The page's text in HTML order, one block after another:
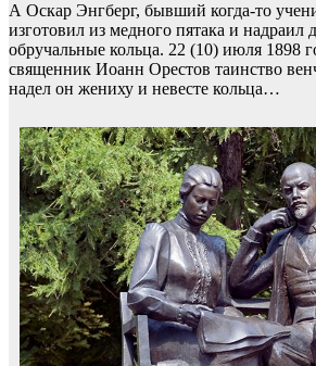
А Оскар Энгберг, бывший когда-то
изготовил из медного пятака и надраил
обручальные кольца. 22 (10) июля 1898
священник Иоанн Орестов таинство
надел он жениху и невесте кольца…